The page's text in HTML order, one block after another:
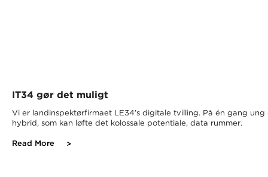
IT34 gør det muligt
Vi er landinspektørfirmaet LE34’s digitale tvilling. På én gang
hybrid, som kan løfte det kolossale potentiale, data rummer.
Read More